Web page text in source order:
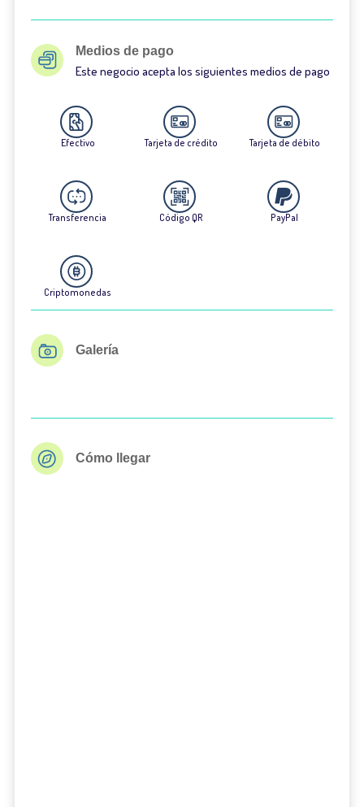
Medios de pago
Este negocio acepta los siguientes medios de pago
Efectivo Tarjeta de crédito Tarjeta de débito
Transferencia Código QR PayPal
Criptomonedas
Galería
Cómo llegar